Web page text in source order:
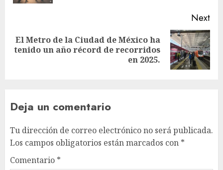
Next
Next
El Metro de la Ciudad de México ha
tenido un año récord de recorridos
en 2025.
Deja un comentario
Tu dirección de correo electrónico no será publicada.
Los campos obligatorios están marcados con *
Comentario *